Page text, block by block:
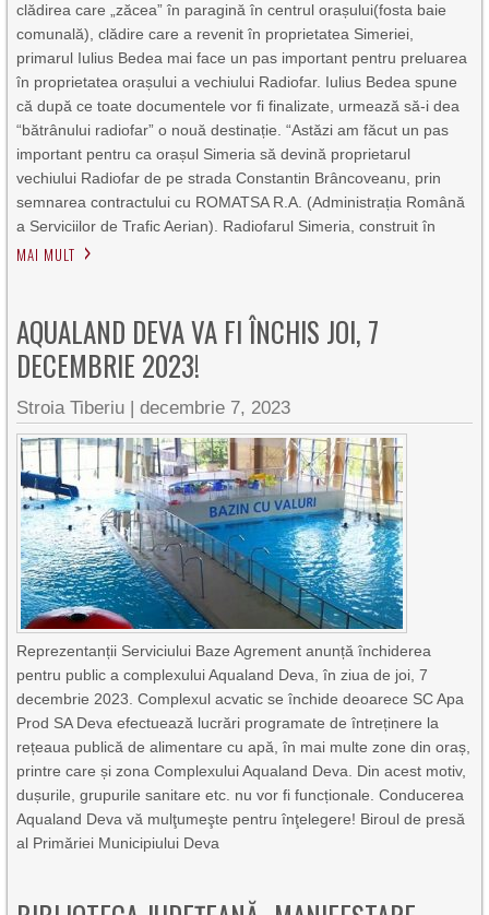
clădirea care „zăcea” în paragină în centrul orașului(fosta baie
comunală), clădire care a revenit în proprietatea Simeriei,
primarul Iulius Bedea mai face un pas important pentru preluarea
în proprietatea orașului a vechiului Radiofar. Iulius Bedea spune
că după ce toate documentele vor fi finalizate, urmează să-i dea
“bătrânului radiofar” o nouă destinație. “Astăzi am făcut un pas
important pentru ca orașul Simeria să devină proprietarul
vechiului Radiofar de pe strada Constantin Brâncoveanu, prin
semnarea contractului cu ROMATSA R.A. (Administrația Română
a Serviciilor de Trafic Aerian). Radiofarul Simeria, construit în
MAI MULT
AQUALAND DEVA VA FI ÎNCHIS JOI, 7
DECEMBRIE 2023!
Stroia Tiberiu |decembrie 7, 2023
Reprezentanții Serviciului Baze Agrement anunță închiderea
pentru public a complexului Aqualand Deva, în ziua de joi, 7
decembrie 2023. Complexul acvatic se închide deoarece SC Apa
Prod SA Deva efectuează lucrări programate de întreținere la
rețeaua publică de alimentare cu apă, în mai multe zone din oraș,
printre care și zona Complexului Aqualand Deva. Din acest motiv,
dușurile, grupurile sanitare etc. nu vor fi funcționale. Conducerea
Aqualand Deva vă mulţumeşte pentru înţelegere! Biroul de presă
al Primăriei Municipiului Deva